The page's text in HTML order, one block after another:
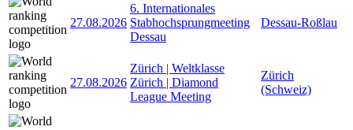
27.08.2026
6. Internationales
Stabhochsprungmeeting
Dessau
Dessau-Roßlau
27.08.2026
Zürich | Weltklasse
Zürich | Diamond
League Meeting
Zürich
(Schweiz)